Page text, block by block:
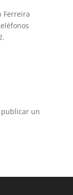
Ferreira
un